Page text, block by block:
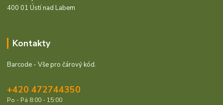
400 01 Ústí nad Labem
Kontakty
Barcode - Vše pro čárový kód.
+420 472744350
Po - Pá 8:00 - 15:00